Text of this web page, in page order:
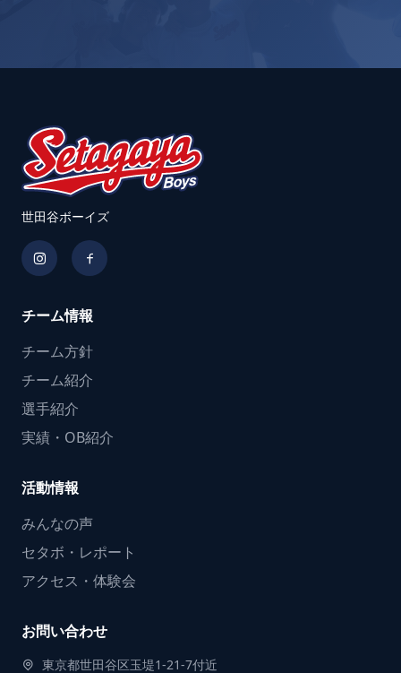
世田谷ボーイズ
チーム情報
チーム方針
チーム紹介
選手紹介
実績・OB紹介
活動情報
みんなの声
セタボ・レポート
アクセス・体験会
お問い合わせ
東京都世田谷区玉堤1-21-7付近